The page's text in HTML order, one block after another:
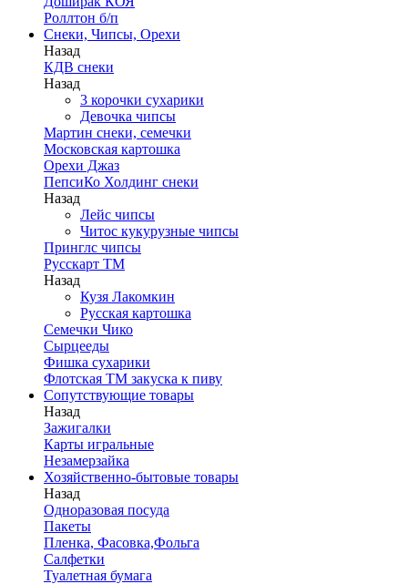
Роллтон б/п
Снеки, Чипсы, Орехи
Назад
КДВ снеки
Назад
3 корочки сухарики
Девочка чипсы
Мартин снеки, семечки
Московская картошка
Орехи Джаз
ПепсиКо Холдинг снеки
Назад
Лейс чипсы
Читос кукурузные чипсы
Принглс чипсы
Русскарт ТМ
Назад
Кузя Лакомкин
Русская картошка
Семечки Чико
Сырцееды
Фишка сухарики
Флотская ТМ закуска к пиву
Сопутствующие товары
Назад
Зажигалки
Карты игральные
Незамерзайка
Хозяйственно-бытовые товары
Назад
Одноразовая посуда
Пакеты
Пленка, Фасовка,Фольга
Салфетки
Туалетная бумага